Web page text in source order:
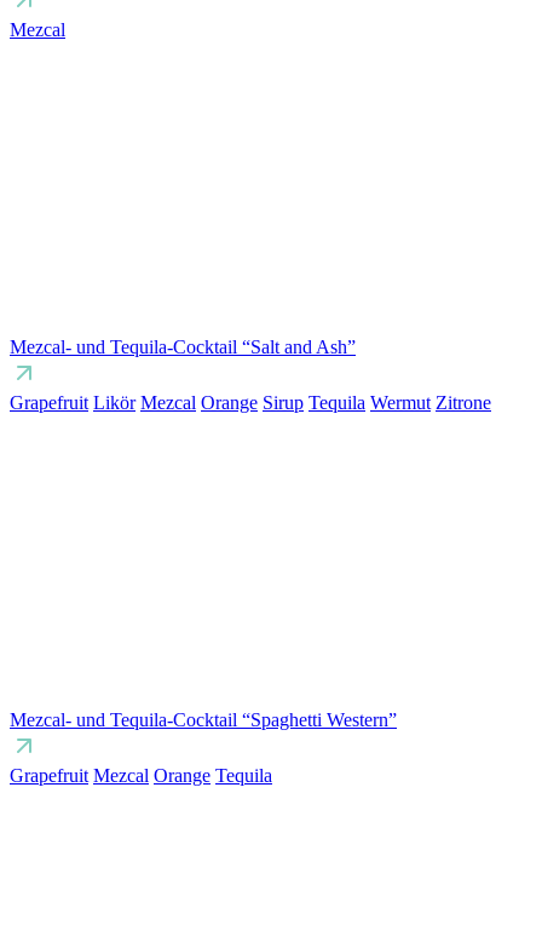
Mezcal
Mezcal- und Tequila-Cocktail “Salt and Ash”
Grapefruit Likör Mezcal Orange Sirup Tequila Wermut Zitrone
Mezcal- und Tequila-Cocktail “Spaghetti Western”
Grapefruit Mezcal Orange Tequila